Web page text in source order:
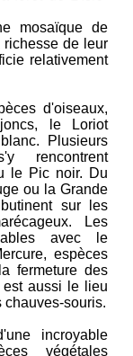
mosaïque de
de leur
relativement
d'oiseaux,
le Loriot
Plusieurs
rencontrent
le Pic noir. Du
ou la Grande
sur les
Les
avec le
espèces
fermeture des
est aussi le lieu
chauves-souris.
incroyable
végétales